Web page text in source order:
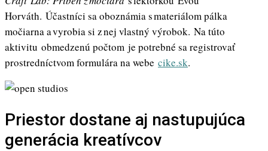
Horváth. Účastníci sa oboznámia s materiálom pálka
močiarna a vyrobia si z nej vlastný výrobok. Na túto
aktivitu obmedzenú počtom je potrebné sa registrovať
prostredníctvom formulára na webe cike.sk.
Priestor dostane aj nastupujúca
generácia kreatívcov